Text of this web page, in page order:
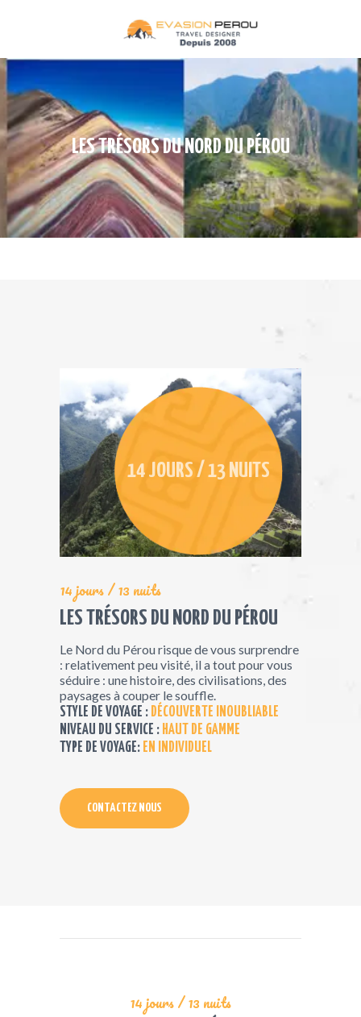
LES TRÉSORS DU NORD DU PÉROU
DESTINATIONS
TREKS
TRAINS
CROISIÈRES
QUI SOMMES NOUS
14 JOURS / 13 NUITS
14 jours / 13 nuits
LES TRÉSORS DU NORD DU PÉROU
Le Nord du Pérou risque de vous surprendre
: relativement peu visité, il a tout pour vous
séduire : une histoire, des civilisations, des
paysages à couper le souffle.
STYLE DE VOYAGE : DÉCOUVERTE INOUBLIABLE
NIVEAU DU SERVICE : HAUT DE GAMME
TYPE DE VOYAGE: EN INDIVIDUEL
CONTACTEZ NOUS
14 jours / 13 nuits